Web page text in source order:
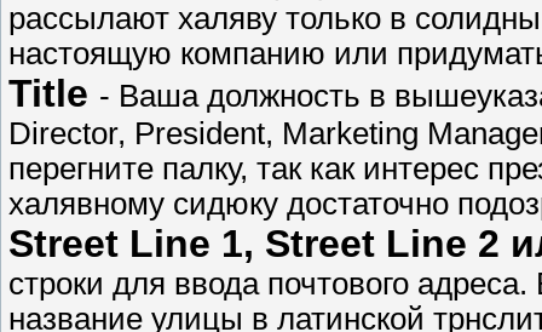
рассылают халяву только в
настоящую компанию или
Title - Ваша должность в
Director, President, Marketing
перегните палку, так как интерес
халявному сидюку достаточно
Street Line 1, Street Line 2
строки для ввода почтового
название улицы в латинской